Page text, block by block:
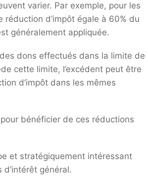
varier. Par exemple, pour les
d’impôt égale à 60% du
généralement appliquée.
dons effectués dans la limite de
cette limite, l’excédent peut être
d’impôt dans les mêmes
bénéficier de ces réductions
et stratégiquement intéressant
général.